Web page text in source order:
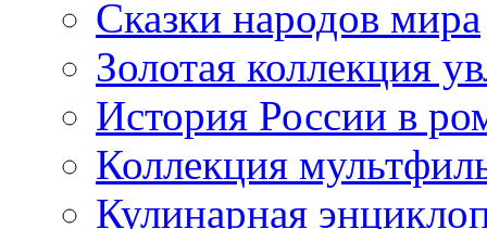
Сказки народов мира
Золотая коллекция
История России в
Коллекция
Кулинарная